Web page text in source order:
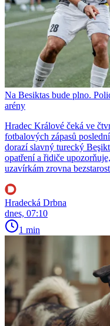
Na Besiktas bude plno.
arény
Hradec Králové čeká ve
fotbalových zápasů
dorazí slavný turecký
opatření a řidiče
uzavírkám zrovna
Hradecká Drbna
dnes, 07:10
1 min